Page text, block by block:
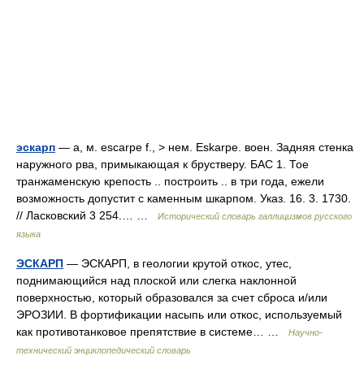
эскарп — а, м. escarpe f., > нем. Eskarpe. воен. Задняя стенка
наружного рва, примыкающая к брустверу. БАС 1. Тое
транжаменскую крепость .. построить .. в три года, ежели
возможность допустит с каменным шкарпом. Указ. 16. 3. 1730.
// Ласковский 3 254.… …
Исторический словарь галлицизмов русского
языка
ЭСКАРП — ЭСКАРП, в геологии крутой откос, утес,
поднимающийся над плоской или слегка наклонной
поверхностью, который образовался за счет сброса и/или
ЭРОЗИИ. В фортификации насыпь или откос, используемый
как противотанковое препятствие в системе… …
Научно-
технический энциклопедический словарь